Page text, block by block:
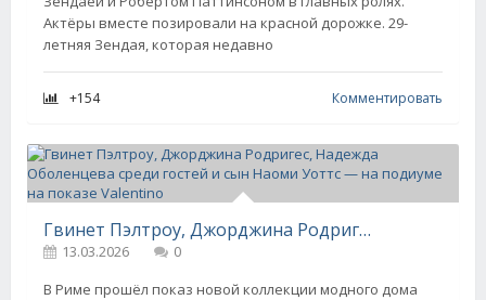
Актёры вместе позировали на красной дорожке. 29-
летняя Зендая, которая недавно
+154 Комментировать
Гвинет Пэлтроу, Джорджина Родригес, Надежда Оболенцева среди гостей и сын Наоми Уоттс — на подиуме на показе Valentino
13.03.2026
0
В Риме прошёл показ новой коллекции модного дома